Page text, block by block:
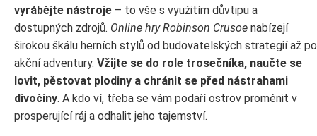
vyrábějte nástroje – to vše s využitím důvtipu a
dostupných zdrojů. Online hry Robinson Crusoe nabízejí
širokou škálu herních stylů od budovatelských strategií až po
akční adventury. Vžijte se do role trosečníka, naučte se
lovit, pěstovat plodiny a chránit se před nástrahami
divočiny. A kdo ví, třeba se vám podaří ostrov proměnit v
prosperující ráj a odhalit jeho tajemství.